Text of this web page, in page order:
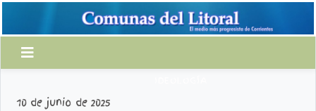
10 de junio de 2025